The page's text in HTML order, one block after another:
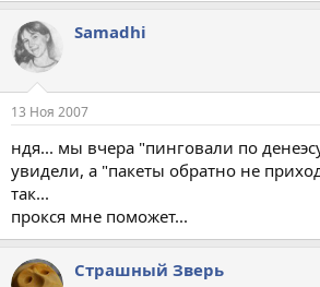
Samadhi
13 Ноя 2007
ндя... мы вчера "пинговали по
увидели, а "пакеты обратно не
так...
прокся мне поможет...
Страшный Зверь